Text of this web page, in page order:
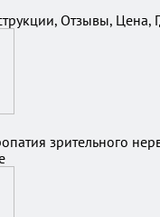
Отзывы, Цена,
зрительного